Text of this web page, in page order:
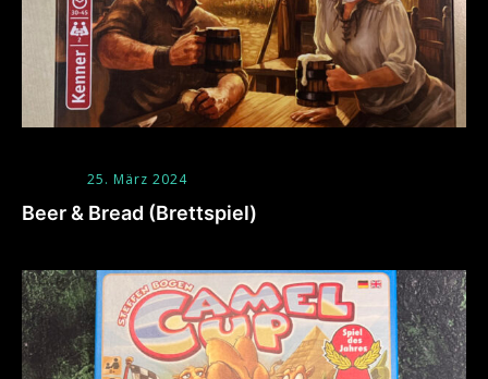
25. März 2024
Beer & Bread (Brettspiel)